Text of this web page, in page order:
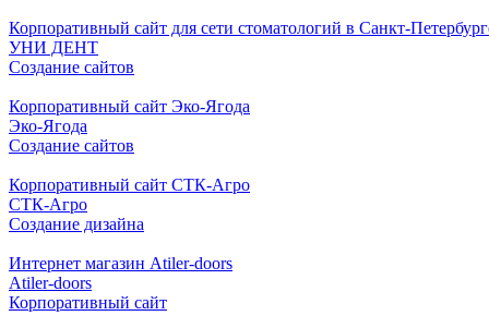
Корпоративный сайт для сети стоматологий в Санкт-
УНИ ДЕНТ
Создание сайтов
Корпоративный сайт Эко-Ягода
Эко-Ягода
Создание сайтов
Корпоративный сайт СТК-Агро
СТК-Агро
Создание дизайна
Интернет магазин Atiler-doors
Atiler-doors
Корпоративный сайт